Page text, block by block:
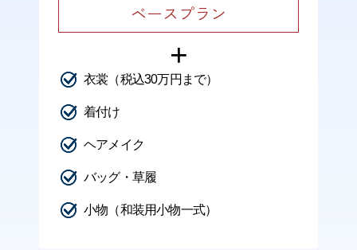
ベースプラン
＋
衣裳（税込30万円まで）
着付け
ヘアメイク
バッグ・草履
小物（和装用小物一式）